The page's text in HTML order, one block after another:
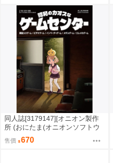
同人誌[3179147][オニオン製作
所 (おにたま(オニオンソフトウ
ェア))]昭和のカオスなゲームセ
ンター (其他)
售價 670